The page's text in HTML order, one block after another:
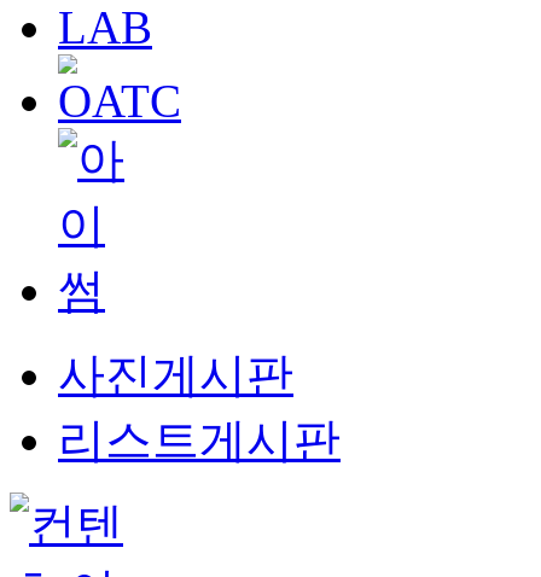
사진게시판
리스트게시판